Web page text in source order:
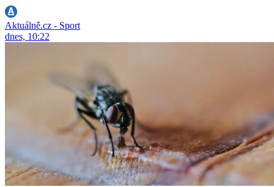
Aktuálně.cz - Sport
dnes, 10:22